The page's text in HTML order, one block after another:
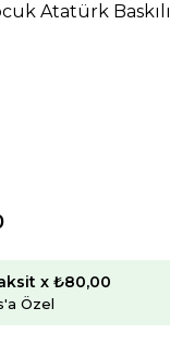
Atatürk Baskılı
x ₺80,00
Özel